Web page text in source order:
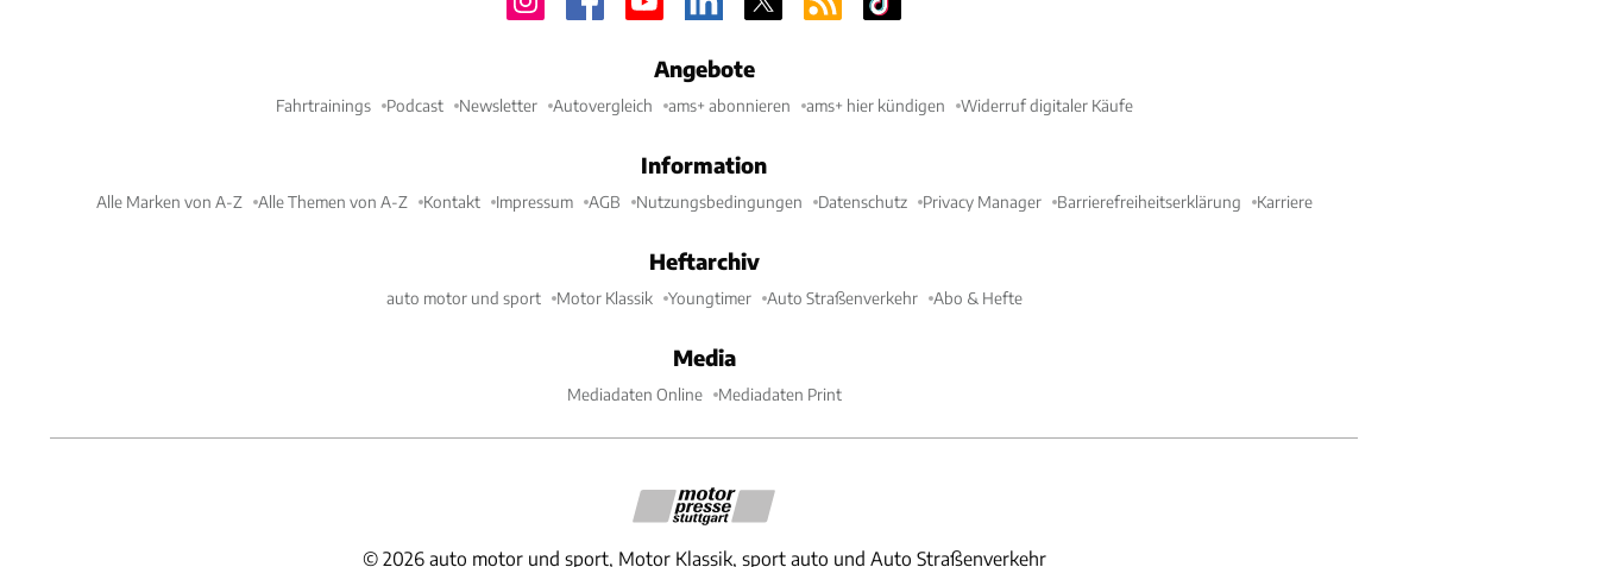
Angebote
Fahrtrainings Podcast Newsletter Autovergleich ams+ abonnieren ams+ hier kündigen Widerruf digitaler Käufe
Information
Alle Marken von A-Z Alle Themen von A-Z Kontakt Impressum AGB Nutzungsbedingungen Datenschutz Privacy Manager Barrierefreiheitserklärung Karriere
Heftarchiv
auto motor und sport Motor Klassik Youngtimer Auto Straßenverkehr Abo & Hefte
Media
Mediadaten Online Mediadaten Print
© 2026 auto motor und sport, Motor Klassik, sport auto und Auto Straßenverkehr